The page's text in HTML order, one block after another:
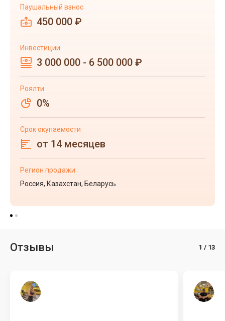
Паушальный взнос
450 000 ₽
Инвестиции
3 000 000 - 6 500 000 ₽
Роялти
0%
Срок окупаемости
от 14 месяцев
Регион продажи
Россия, Казахстан, Беларусь
Отзывы